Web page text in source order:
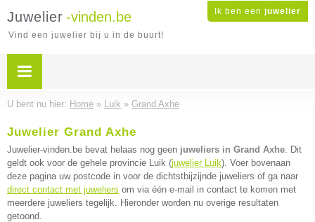
Ik ben een juwelier
Juwelier -vinden.be
Vind een juwelier bij u in de buurt!
U bent nu hier: Home » Luik » Grand Axhe
Juwelier Grand Axhe
Juwelier-vinden.be bevat helaas nog geen juweliers in Grand Axhe. Dit
geldt ook voor de gehele provincie Luik (juwelier Luik). Voer bovenaan
deze pagina uw postcode in voor de dichtstbijzijnde juweliers of ga naar
direct contact met juweliers om via één e-mail in contact te komen met
meerdere juweliers tegelijk. Hieronder worden nu overige resultaten
getoond.